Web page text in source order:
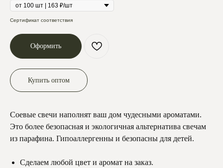
Сертификат соответствия
Оформить
Купить оптом
Соевые свечи наполнят ваш дом чудесными ароматами.
Это более безопасная и экологичная альтернатива свечам
из парафина. Гипоаллергенны и безопасны для детей.
Сделаем любой цвет и аромат на заказ.